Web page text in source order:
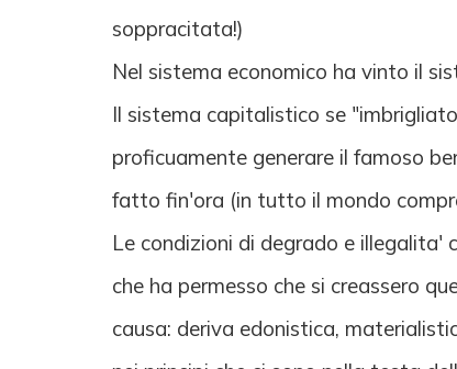
soppracitata!)
Nel sistema economico ha vinto il
Il sistema capitalistico se
proficuamente generare il famoso
fatto fin'ora (in tutto il mondo
Le condizioni di degrado e
che ha permesso che si creassero
causa: deriva edonistica,